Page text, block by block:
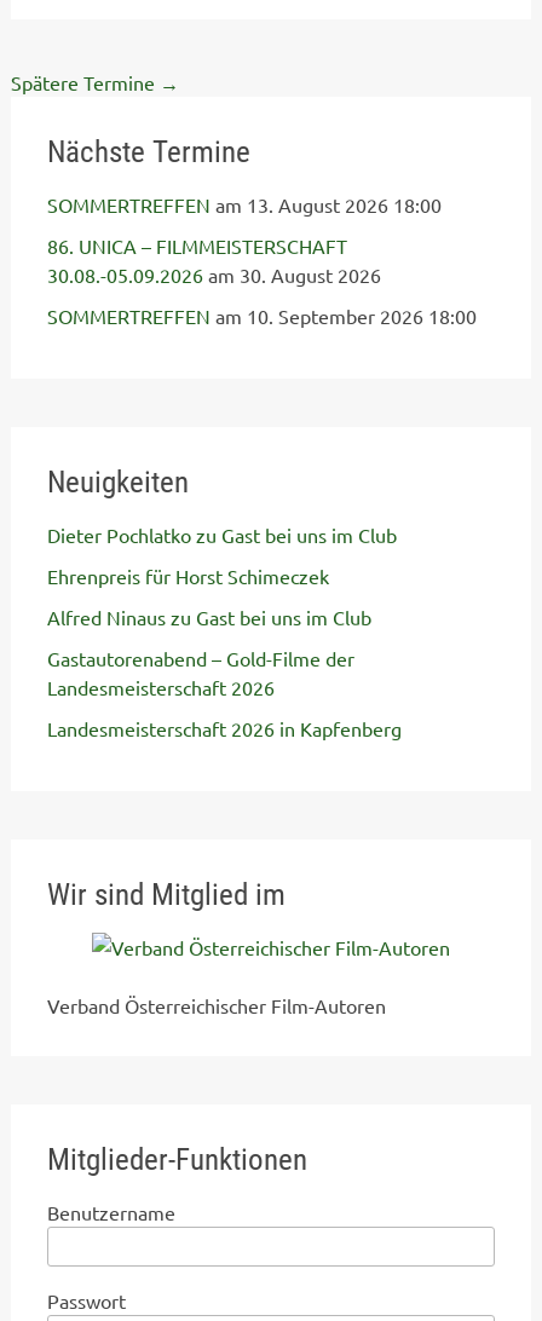
Spätere Termine →
Nächste Termine
SOMMERTREFFEN am 13. August 2026 18:00
86. UNICA – FILMMEISTERSCHAFT
30.08.-05.09.2026am 30. August 2026
SOMMERTREFFEN am 10. September 2026 18:00
Neuigkeiten
Dieter Pochlatko zu Gast bei uns im Club
Ehrenpreis für Horst Schimeczek
Alfred Ninaus zu Gast bei uns im Club
Gastautorenabend – Gold-Filme der
Landesmeisterschaft 2026
Landesmeisterschaft 2026 in Kapfenberg
Wir sind Mitglied im
Verband Österreichischer Film-Autoren
Mitglieder-Funktionen
Benutzername
Passwort